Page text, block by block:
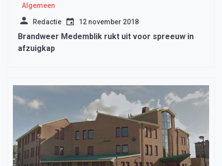
Algemeen
Redactie 12 november 2018
Brandweer Medemblik rukt uit voor spreeuw in
afzuigkap